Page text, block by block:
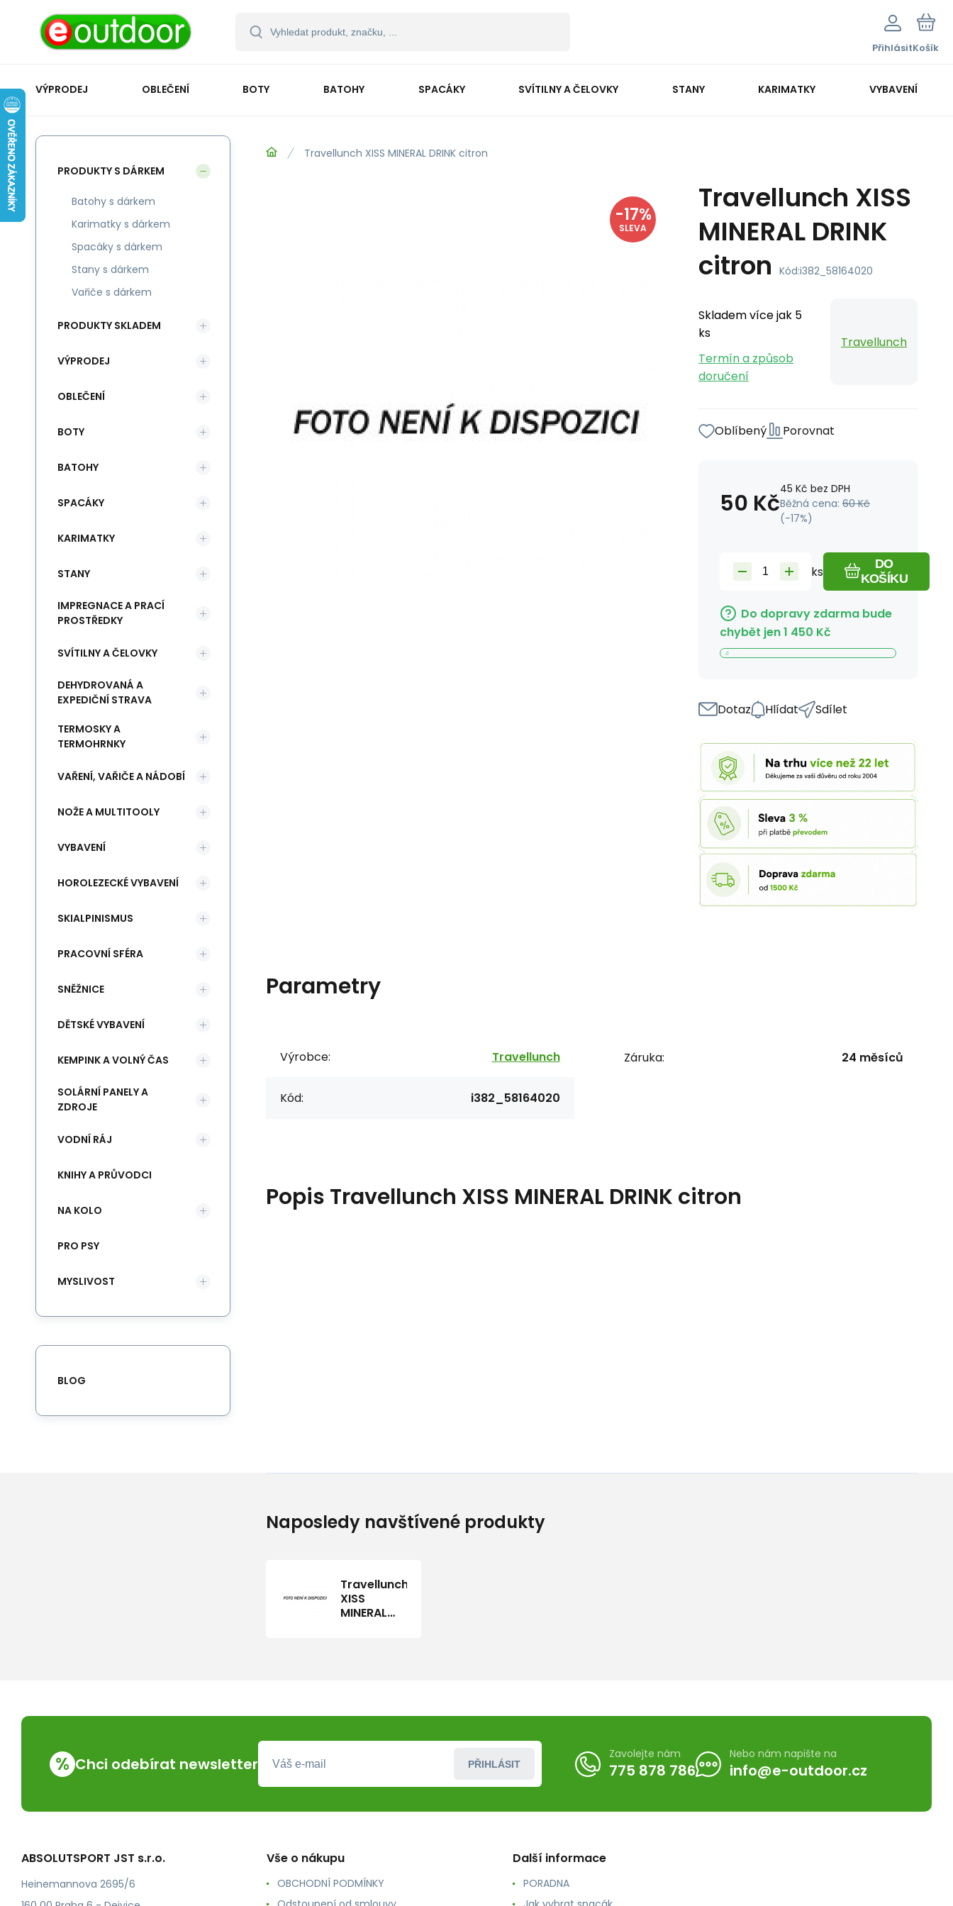
PřihlásitKošík
VÝPRODEJ OBLEČENÍ BOTY BATOHY SPACÁKY SVÍTILNY A ČELOVKY STANY KARIMATKY VYBAVENÍ
Travellunch XISS MINERAL DRINK citron
-17%
SLEVA
Travellunch XISS
MINERAL DRINK
citron Kód:i382_58164020
Skladem více jak 5
ks
Termín a způsob
doručení
Travellunch
Oblíbený Porovnat
50 Kč45 Kč bez DPH
Běžná cena: 60 Kč
(-17%)
ks
DO
KOŠÍKU
Do dopravy zdarma bude
chybět jen1 450 Kč
Dotaz Hlídat Sdílet
Parametry
Výrobce: Travellunch
Kód: i382_58164020
Záruka: 24 měsíců
Popis Travellunch XISS MINERAL DRINK citron
PRODUKTY S DÁRKEM
Batohy s dárkem
Karimatky s dárkem
Spacáky s dárkem
Stany s dárkem
Vařiče s dárkem
PRODUKTY SKLADEM
VÝPRODEJ
OBLEČENÍ
BOTY
BATOHY
SPACÁKY
KARIMATKY
STANY
IMPREGNACE A PRACÍ
PROSTŘEDKY
SVÍTILNY A ČELOVKY
DEHYDROVANÁ A
EXPEDIČNÍ STRAVA
TERMOSKY A
TERMOHRNKY
VAŘENÍ, VAŘIČE A NÁDOBÍ
NOŽE A MULTITOOLY
VYBAVENÍ
HOROLEZECKÉ VYBAVENÍ
SKIALPINISMUS
PRACOVNÍ SFÉRA
SNĚŽNICE
DĚTSKÉ VYBAVENÍ
KEMPINK A VOLNÝ ČAS
SOLÁRNÍ PANELY A
ZDROJE
VODNÍ RÁJ
KNIHY A PRŮVODCI
NA KOLO
PRO PSY
MYSLIVOST
BLOG
Naposledy navštívené produkty
Travellunch
XISS
MINERAL
% Chci odebírat newsletter PŘIHLÁSIT
Zavolejte nám
775 878 786
Nebo nám napište na
info@e-outdoor.cz
ABSOLUTSPORT JST s.r.o.
Heinemannova 2695/6
Vše o nákupu
OBCHODNÍ PODMÍNKY
Další informace
PORADNA